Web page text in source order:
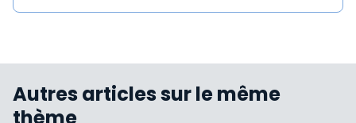
Autres articles sur le même